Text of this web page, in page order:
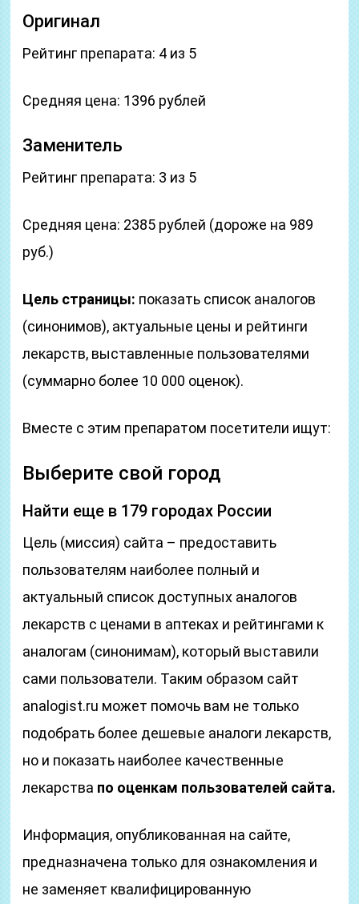
Оригинал
Рейтинг препарата: 4 из 5
Средняя цена: 1396 рублей
Заменитель
Рейтинг препарата: 3 из 5
Средняя цена: 2385 рублей (дороже на 989
руб.)
Цель страницы: показать список аналогов
(синонимов), актуальные цены и рейтинги
лекарств, выставленные пользователями
(суммарно более 10 000 оценок).
Вместе с этим препаратом посетители ищут:
Выберите свой город
Найти еще в 179 городах России
Цель (миссия) сайта – предоставить
пользователям наиболее полный и
актуальный список доступных аналогов
лекарств с ценами в аптеках и рейтингами к
аналогам (синонимам), который выставили
сами пользователи. Таким образом сайт
analogist.ru может помочь вам не только
подобрать более дешевые аналоги лекарств,
но и показать наиболее качественные
лекарства по оценкам пользователей сайта.
Информация, опубликованная на сайте,
предназначена только для ознакомления и
не заменяет квалифицированную